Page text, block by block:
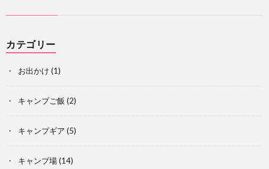
カテゴリー
お出かけ (1)
キャンプご飯 (2)
キャンプギア (5)
キャンプ場(14)